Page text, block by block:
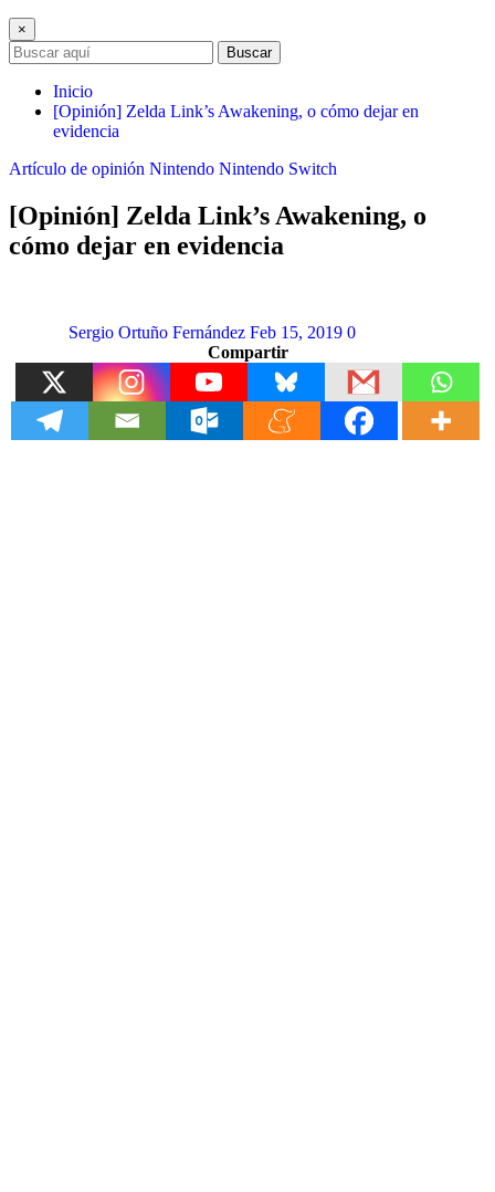
×
Buscar
Inicio
[Opinión] Zelda Link’s Awakening, o cómo dejar en
evidencia
Artículo de opinión Nintendo Nintendo Switch
[Opinión] Zelda Link’s Awakening, o
cómo dejar en evidencia
Sergio Ortuño Fernández Feb 15, 2019 0
Compartir